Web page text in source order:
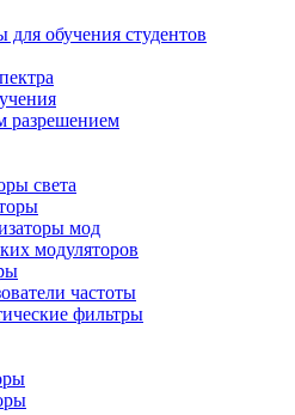
обучения студентов
разрешением
света
мод
модуляторов
частоты
фильтры